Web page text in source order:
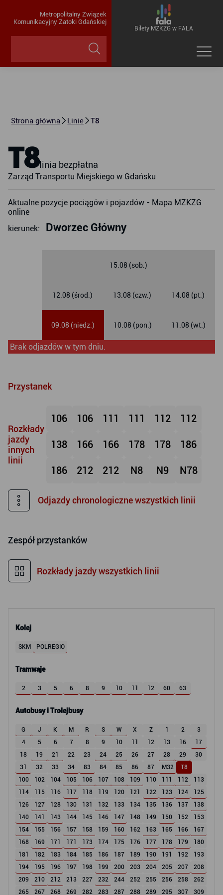
Metropolitalny Związek
Komunikacyjny Zatoki Gdańskiej
Bilety MZKZG w FALA
Strona główna Linie T8
Kolej
SKM POLREGIO
Tramwaje
2 3 5 6 8 9 10 11 12 60 63
Autobusy i Trolejbusy
G J K M R S W X Z 1 2
3
4
5 6 7 8 9 10 11 12 13 16
17
18
19 21 22 23 24 25 26 27 28 29
30
31
32 33 34 83 84 85 86 87 M32
T8
100
102 104 105 106 107 108 109 110 111 112
113
114
115 116 117 118 119 120 121 122 123 124
125
126
127 128 130 131 132 133 134 135 136 137
138
140
141 143 144 145 146 147 148 149 150 152
153
154
155 156 157 158 159 160 162 163 165 166
167
168
169 171 171 173 174 175 176 177 178 179
180
181
182 183 184 185 186 187 189 190 191 192
193
194
195 196 197 198 199 200 203 204 205 207
208
209
210 212 213 227 232 244 252 255 256 258
262
265
267 268 269 282 283 287 288 289 295 307 309
T8linia bezpłatna
Zarząd Transportu Miejskiego w Gdańsku
Aktualne pozycje pociągów i pojazdów - Mapa MZKZG
online
kierunek:
Dworzec Główny
09.08 (niedz.) 10.08 (pon.) 11.08 (wt.)
12.08 (środ.) 13.08 (czw.) 14.08 (pt.)
15.08 (sob.)
Brak odjazdów w tym dniu.
Przystanek
Rozkłady
jazdy
innych
linii
106 106 111 111 112 112
138 166 166 178 178 186
186 212 212 N8 N9 N78
Odjazdy chronologiczne wszystkich linii
Zespół przystanków
Rozkłady jazdy wszystkich linii